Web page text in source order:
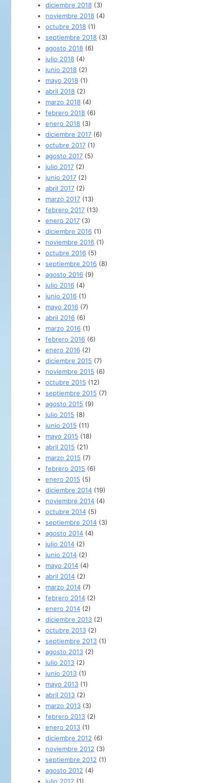
diciembre 2018 (3)
noviembre 2018 (4)
octubre 2018 (1)
septiembre 2018 (3)
agosto 2018 (6)
julio 2018 (4)
junio 2018 (2)
mayo 2018 (1)
abril 2018 (2)
marzo 2018 (4)
febrero 2018 (6)
enero 2018 (3)
diciembre 2017 (6)
octubre 2017 (1)
agosto 2017 (5)
julio 2017 (2)
junio 2017 (2)
abril 2017 (2)
marzo 2017 (13)
febrero 2017 (13)
enero 2017 (3)
diciembre 2016 (1)
noviembre 2016 (1)
octubre 2016 (5)
septiembre 2016 (8)
agosto 2016 (9)
julio 2016 (4)
junio 2016 (1)
mayo 2016 (7)
abril 2016 (6)
marzo 2016 (1)
febrero 2016 (6)
enero 2016 (2)
diciembre 2015 (7)
noviembre 2015 (6)
octubre 2015 (12)
septiembre 2015 (7)
agosto 2015 (9)
julio 2015 (8)
junio 2015 (11)
mayo 2015 (18)
abril 2015 (21)
marzo 2015 (7)
febrero 2015 (6)
enero 2015 (5)
diciembre 2014 (19)
noviembre 2014 (4)
octubre 2014 (5)
septiembre 2014 (3)
agosto 2014 (4)
julio 2014 (2)
junio 2014 (2)
mayo 2014 (4)
abril 2014 (2)
marzo 2014 (7)
febrero 2014 (2)
enero 2014 (2)
diciembre 2013 (2)
octubre 2013 (2)
septiembre 2013 (1)
agosto 2013 (2)
julio 2013 (2)
junio 2013 (1)
mayo 2013 (1)
abril 2013 (2)
marzo 2013 (3)
febrero 2013 (2)
enero 2013 (1)
diciembre 2012 (6)
noviembre 2012 (3)
septiembre 2012 (1)
agosto 2012 (4)
julio 2012 (1)